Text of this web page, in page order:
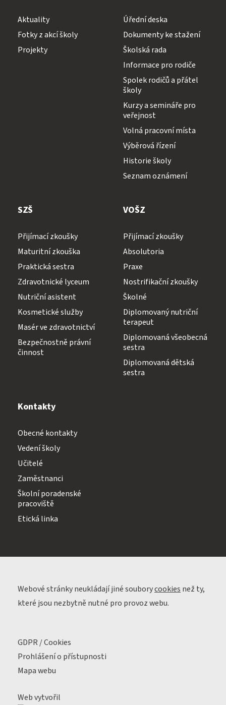
Aktuality
Fotky z akcí školy
Projekty
Úřední deska
Dokumenty ke stažení
Školská rada
Informace pro rodiče
Spolek rodičů a přátel
školy
Kurzy a semináře pro
veřejnost
Volná pracovní místa
Výběrová řízení
Historie školy
Seznam oznámení
SZŠ
Přijímací zkoušky
Maturitní zkouška
Praktická sestra
Zdravotnické lyceum
Nutriční asistent
Kosmetické služby
Masér ve zdravotnictví
Bezpečnostně právní
činnost
VOŠZ
Přijímací zkoušky
Absolutoria
Praxe
Nostrifikační zkoušky
Školné
Diplomovaný nutriční
terapeut
Diplomovaná všeobecná
sestra
Diplomovaná dětská
sestra
Kontakty
Obecné kontakty
Vedení školy
Učitelé
Zaměstnanci
Školní poradenské
pracoviště
Etická linka
Webové stránky neukládají jiné souborycookies než ty,
které jsou nezbytně nutné pro provoz webu.
GDPR / Cookies
Prohlášení o přístupnosti
Mapa webu
Web vytvořil